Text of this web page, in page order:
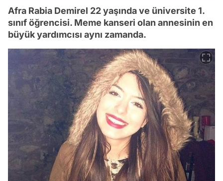
Afra Rabia Demirel 22 yaşında ve üniversite 1.
sınıf öğrencisi. Meme kanseri olan annesinin en
büyük yardımcısı aynı zamanda.